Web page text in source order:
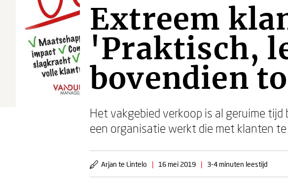
Extreem
'Praktisch,
bovendien
Het vakgebied verkoop is al geruime
een organisatie werkt die met klanten
Arjan te Lintelo | 16 mei 2019 | 3-4 minuten leestijd